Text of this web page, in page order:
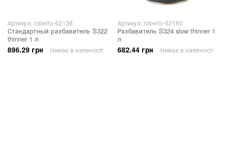
Артикул: roberlo-62136
Стандартный разбавитель S322
thinner 1 л
896.29 грн Немає в наявності
Артикул: roberlo-62160
Разбавитель S324 slow thinner 1
л
682.44 грн Немає в наявності